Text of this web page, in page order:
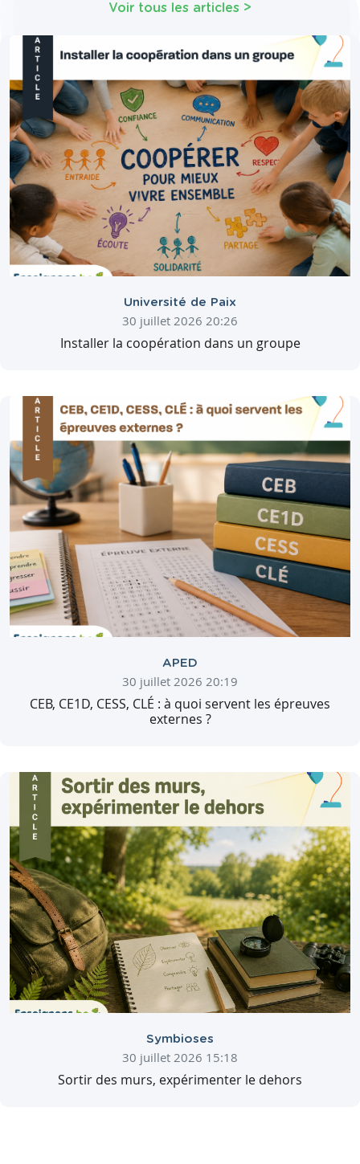
Voir tous les articles >
Université de Paix
30 juillet 2026 20:26
Installer la coopération dans un groupe
APED
30 juillet 2026 20:19
CEB, CE1D, CESS, CLÉ : à quoi servent les épreuves
externes ?
Symbioses
30 juillet 2026 15:18
Sortir des murs, expérimenter le dehors